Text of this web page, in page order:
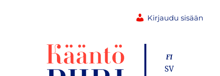
Kirjaudu sisään
FI
SV